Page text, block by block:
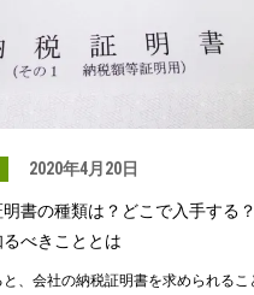
2020年4月20日
書の種類は？どこで入手する
べきこととは
、会社の納税証明書を求められるこ